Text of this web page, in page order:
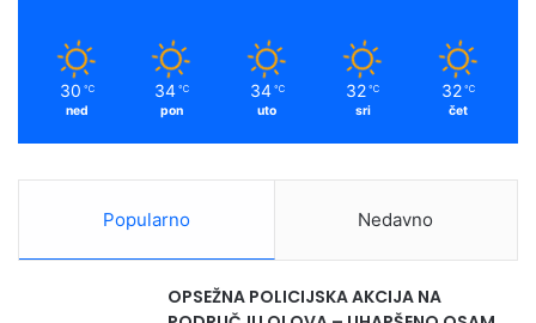
30 ℃
ned
34 ℃
pon
34 ℃
uto
32 ℃
sri
32 ℃
čet
Popularno Nedavno
OPSEŽNA POLICIJSKA AKCIJA NA